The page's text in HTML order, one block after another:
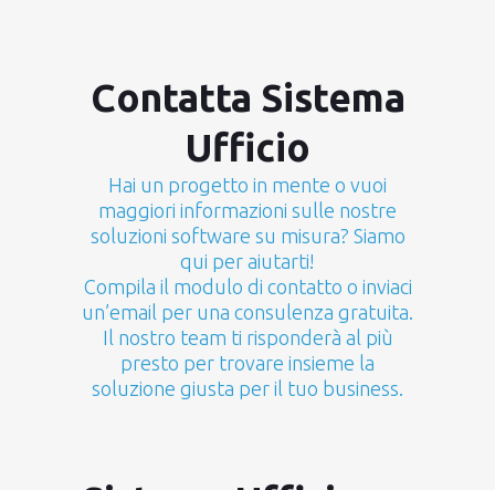
Contatta Sistema
Ufficio
Hai un progetto in mente o vuoi
maggiori informazioni sulle nostre
soluzioni software su misura? Siamo
qui per aiutarti!
Compila il modulo di contatto o inviaci
un’email per una consulenza gratuita.
Il nostro team ti risponderà al più
presto per trovare insieme la
soluzione giusta per il tuo business.